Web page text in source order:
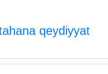
qeydiyyat